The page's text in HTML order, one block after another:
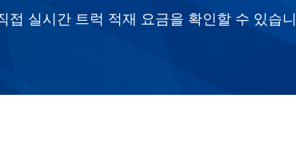
접 실시간 트럭 적재 요금을 확인할 수 있습니